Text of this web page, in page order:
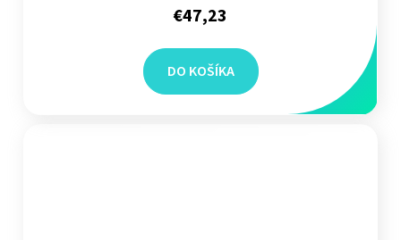
€47,23
DO KOŠÍKA